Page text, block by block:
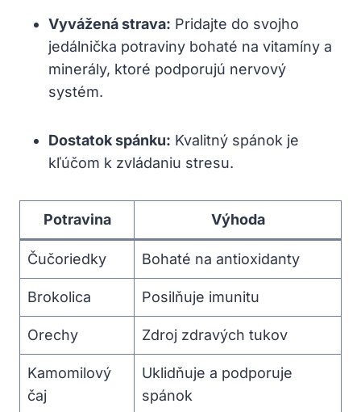
Vyvážená ‍strava: Pridajte do svojho
jedálnička potraviny ​bohaté na ⁤vitamíny a
minerály, ktoré podporujú nervový
systém.
Dostatok ⁢spánku: Kvalitný spánok ⁣je
‌kľúčom k zvládaniu stresu.
Potravina Výhoda
Čučoriedky Bohaté na antioxidanty
Brokolica Posilňuje imunitu
Orechy Zdroj‌ zdravých tukov
Kamomilový
čaj
Uklidňuje ⁢a ⁣podporuje⁢
spánok